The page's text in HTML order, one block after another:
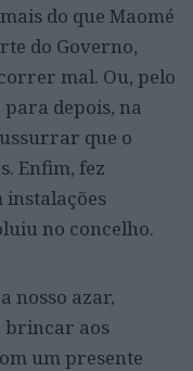
do que Maomé
do Governo,
mal. Ou, pelo
depois, na
que o
Enfim, fez
instalações
no concelho.
nosso azar,
brincar aos
um presente